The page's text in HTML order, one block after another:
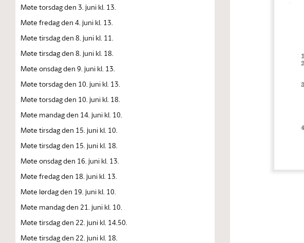
Møte torsdag den 3. juni kl. 13.
Møte fredag den 4. juni kl. 13.
Møte tirsdag den 8. juni kl. 11.
Møte tirsdag den 8. juni kl. 18.
Møte onsdag den 9. juni kl. 13.
Møte torsdag den 10. juni kl. 13.
Møte torsdag den 10. juni kl. 18.
Møte mandag den 14. juni kl. 10.
Møte tirsdag den 15. juni kl. 10.
Møte tirsdag den 15. juni kl. 18.
Møte onsdag den 16. juni kl. 13.
Møte fredag den 18. juni kl. 13.
Møte lørdag den 19. juni kl. 10.
Møte mandag den 21. juni kl. 10.
Møte tirsdag den 22. juni kl. 14.50.
Møte tirsdag den 22. juni kl. 18.